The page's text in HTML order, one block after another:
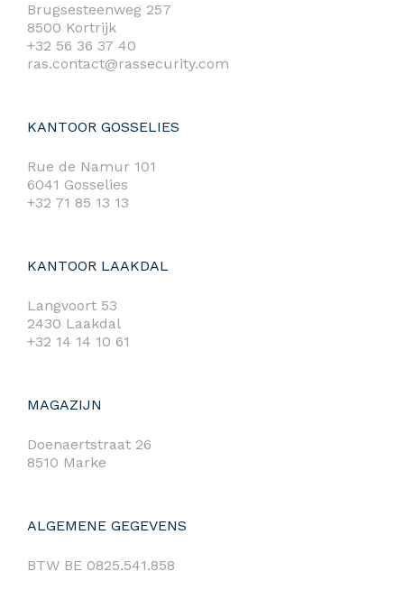
Brugsesteenweg 257
8500 Kortrijk
+32 56 36 37 40
ras.contact@rassecurity.com
KANTOOR GOSSELIES
Rue de Namur 101
6041 Gosselies
+32 71 85 13 13
KANTOOR LAAKDAL
Langvoort 53
2430 Laakdal
+32 14 14 10 61
MAGAZIJN
Doenaertstraat 26
8510 Marke
ALGEMENE GEGEVENS
BTW BE 0825.541.858